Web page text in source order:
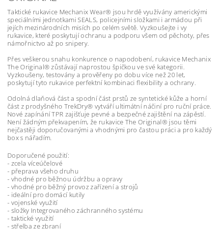
Taktické rukavice Mechanix Wear® jsou hrdě využívány americkými
speciálními jednotkami SEALS, policejními složkami i armádou při
jejích mezinárodních misích po celém světě. Vyzkoušejte i vy
rukavice, které poskytují ochranu a podporu všem od pěchoty, přes
námořnictvo až po snipery.
Přes veškerou snahu konkurence o napodobení, rukavice Mechanix
The Original® zůstávají naprostou špičkou ve své kategorii.
Vyzkoušeny, testovány a prověřeny po dobu více než 20 let,
poskytují tyto rukavice perfektní kombinaci flexibility a ochrany.
Odolná dlaňová část a spodní část prstů ze syntetické kůže a horní
část z prodyšného TrekDry® vytváří ultimátní náčiní pro ruční práce.
Nové zapínání TPR zajišťuje pevné a bezpečné zajištění na zápěstí.
Není žádným překvapením, že rukavice The Original® jsou těmi
nejčastěji doporučovanými a vhodnými pro častou práci a pro každý
box s nářadím.
Doporučené použití:
- zcela víceúčelové
- přeprava všeho druhu
- vhodné pro běžnou údržbu a opravy
- vhodné pro běžný provoz zařízení a strojů
- ideální pro domácí kutily
- vojenské využití
- složky Integrovaného záchranného systému
- taktické využití
- střelba ze zbraní